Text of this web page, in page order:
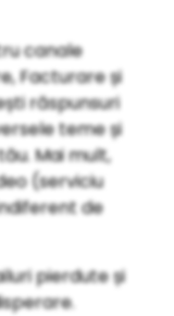
canale
Facturare și
răspunsuri
teme și
Mai mult,
(serviciu
de
pierdute și